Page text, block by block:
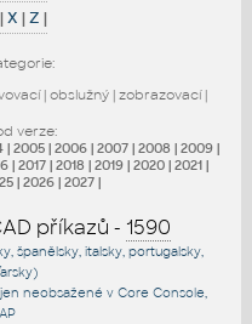
|X |Z |
| obslužný| zobrazovací|
verze:
| 2005 | 2006 | 2007 | 2008 | 2009 |
| 2017 | 2018 | 2019 | 2020 | 2021 |
| 2026 | 2027 |
příkazů - 1590
španělsky, italsky, portugalsky,
neobsažené v Core Console